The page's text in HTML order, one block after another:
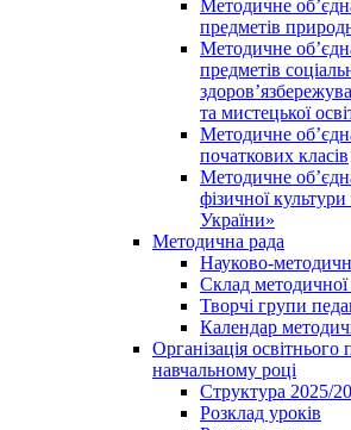
Методичне
предметів
Методичне
предметів
та мистецької
Методичне
початкових класів
Методичне
фізичної
України»
Методична рада
Науково-
Склад методичної
Творчі групи
Календар
Організація
навчальному році
Структура 2025/
Розклад уроків